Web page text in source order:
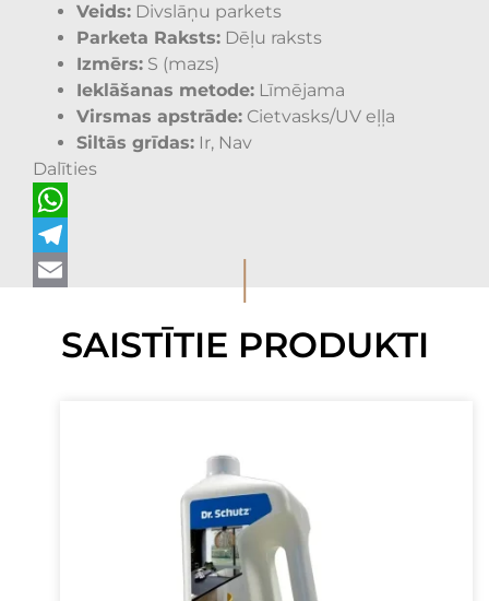
Veids: Divslāņu parkets
Parketa Raksts: Dēļu raksts
Izmērs: S (mazs)
Ieklāšanas metode: Līmējama
Virsmas apstrāde: Cietvasks/UV eļļa
Siltās grīdas: Ir, Nav
Dalīties
WhatsApp
Telegram
I
SAISTĪTIE PRODUKTI